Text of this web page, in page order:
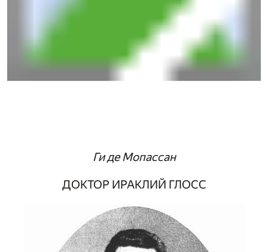
Ги де Мопассан
ДОКТОР ИРАКЛИЙ ГЛОСС